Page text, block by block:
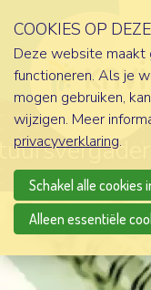
COOKIES OP
Deze website maakt
functioneren. Als je
mogen gebruiken,
wijzigen. Meer
privacyverklaring.
Schakel alle cookies
Alleen essentiële